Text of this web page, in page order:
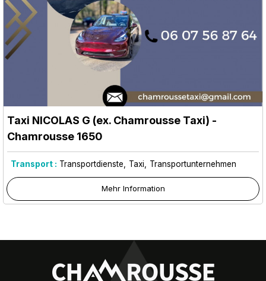
Taxi NICOLAS G (ex. Chamrousse Taxi) -
Chamrousse 1650
Transport : Transportdienste Taxi Transportunternehmen
Mehr Information